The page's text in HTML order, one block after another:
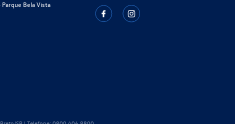
Bela Vista